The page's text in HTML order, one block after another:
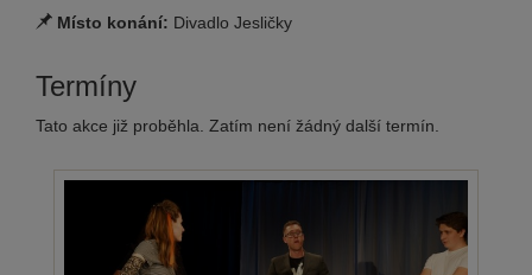
Místo konání: Divadlo Jesličky
Termíny
Tato akce již proběhla. Zatím není žádný další termín.